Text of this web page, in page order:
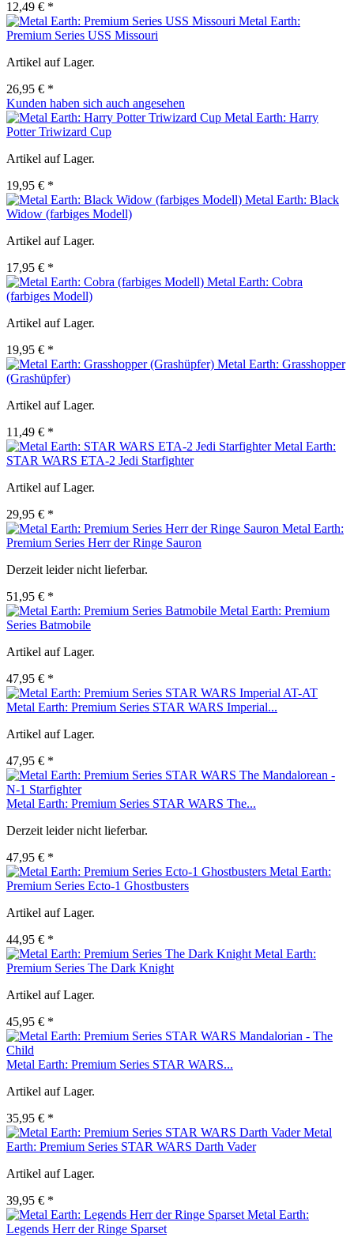
12,49 € *
Metal Earth:
Premium Series USS Missouri
Artikel auf Lager.
26,95 € *
Kunden haben sich auch angesehen
Metal Earth: Harry
Potter Triwizard Cup
Artikel auf Lager.
19,95 € *
Metal Earth: Black
Widow (farbiges Modell)
Artikel auf Lager.
17,95 € *
Metal Earth: Cobra
(farbiges Modell)
Artikel auf Lager.
19,95 € *
Metal Earth: Grasshopper
(Grashüpfer)
Artikel auf Lager.
11,49 € *
Metal Earth:
STAR WARS ETA-2 Jedi Starfighter
Artikel auf Lager.
29,95 € *
Metal Earth:
Premium Series Herr der Ringe Sauron
Derzeit leider nicht lieferbar.
51,95 € *
Metal Earth: Premium
Series Batmobile
Artikel auf Lager.
47,95 € *
Metal Earth: Premium Series STAR WARS Imperial...
Artikel auf Lager.
47,95 € *
Metal Earth: Premium Series STAR WARS The...
Derzeit leider nicht lieferbar.
47,95 € *
Metal Earth:
Premium Series Ecto-1 Ghostbusters
Artikel auf Lager.
44,95 € *
Metal Earth:
Premium Series The Dark Knight
Artikel auf Lager.
45,95 € *
Metal Earth: Premium Series STAR WARS...
Artikel auf Lager.
35,95 € *
Metal
Earth: Premium Series STAR WARS Darth Vader
Artikel auf Lager.
39,95 € *
Metal Earth:
Legends Herr der Ringe Sparset